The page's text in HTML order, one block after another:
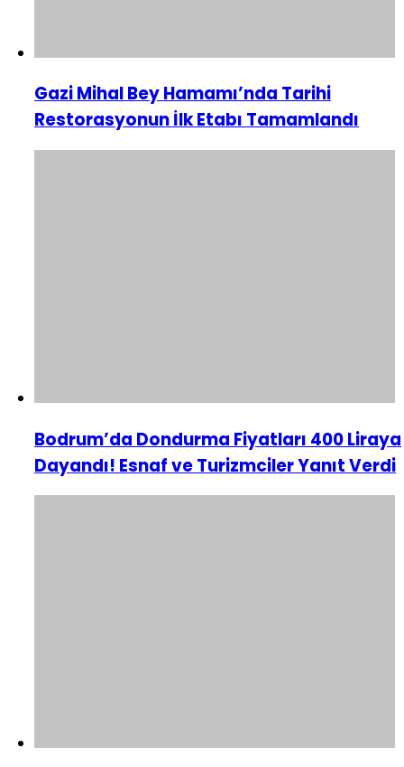
Gazi Mihal Bey Hamamı’nda Tarihi
Restorasyonun İlk Etabı Tamamlandı
Bodrum’da Dondurma Fiyatları 400 Liraya
Dayandı! Esnaf ve Turizmciler Yanıt Verdi